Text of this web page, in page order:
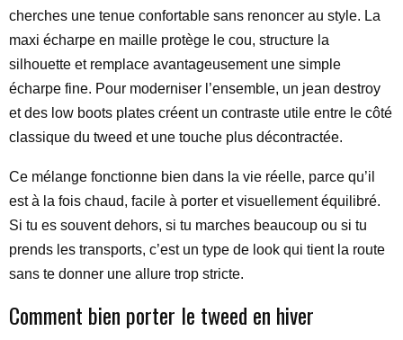
cherches une tenue confortable sans renoncer au style. La
maxi écharpe en maille protège le cou, structure la
silhouette et remplace avantageusement une simple
écharpe fine. Pour moderniser l’ensemble, un jean destroy
et des low boots plates créent un contraste utile entre le côté
classique du tweed et une touche plus décontractée.
Ce mélange fonctionne bien dans la vie réelle, parce qu’il
est à la fois chaud, facile à porter et visuellement équilibré.
Si tu es souvent dehors, si tu marches beaucoup ou si tu
prends les transports, c’est un type de look qui tient la route
sans te donner une allure trop stricte.
Comment bien porter le tweed en hiver